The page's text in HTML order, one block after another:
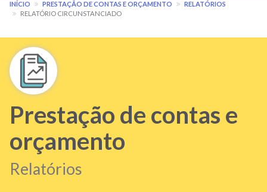
INÍCIO PRESTAÇÃO DE CONTAS E ORÇAMENTO
RELATÓRIOS
RELATÓRIO CIRCUNSTANCIADO
Prestação de contas e
orçamento
Relatórios